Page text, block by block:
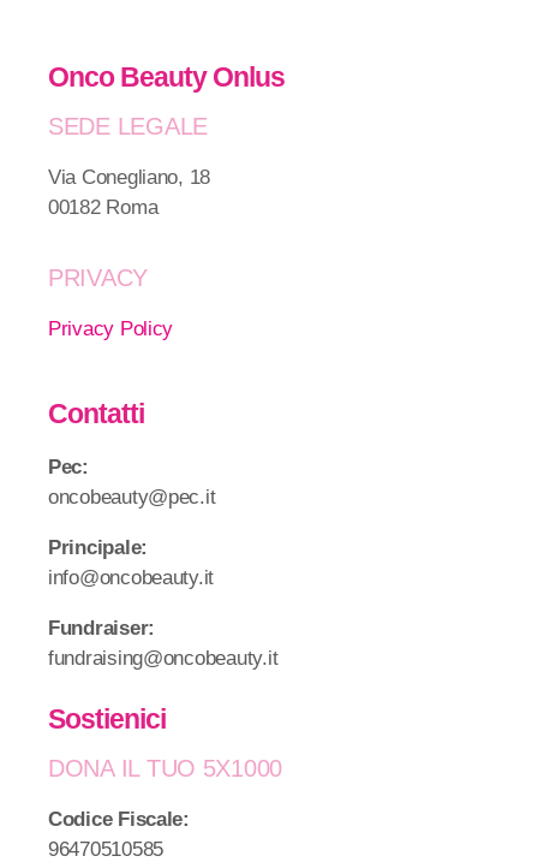
Onco Beauty Onlus
SEDE LEGALE
Via Conegliano, 18
00182 Roma
PRIVACY
Privacy Policy
Contatti
Pec:
oncobeauty@pec.it
Principale:
info@oncobeauty.it
Fundraiser:
fundraising@oncobeauty.it
Sostienici
DONA IL TUO 5X1000
Codice Fiscale:
96470510585